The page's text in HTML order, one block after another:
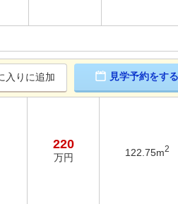
入りに追加 見学予約をする
220
万円 122.75m2